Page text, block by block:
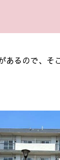
あるので、そ